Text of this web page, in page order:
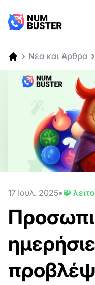
Νέα και Άρθρα
17 Ιουλ. 2025 🧩